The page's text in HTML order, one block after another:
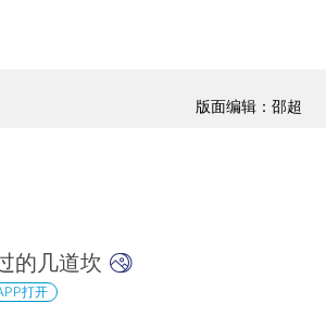
版面编辑：邵超
的几道坎
打开